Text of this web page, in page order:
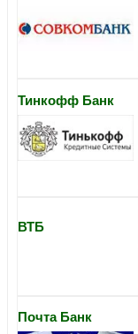
Тинкофф Банк
ВТБ
Почта Банк